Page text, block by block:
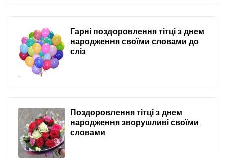
Гарні поздоровлення тітці з днем
народження своїми словами до
сліз
Поздоровлення тітці з днем
народження зворушливі своїми
словами